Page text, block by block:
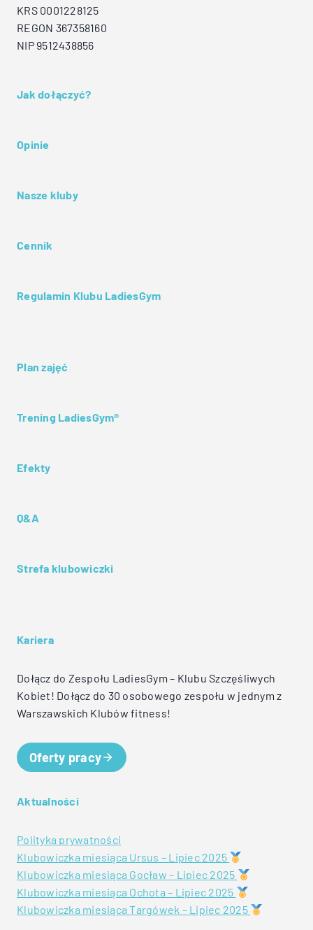
KRS 0001228125
REGON 367358160
NIP 9512438856
Jak dołączyć?
Opinie
Nasze kluby
Cennik
Regulamin Klubu LadiesGym
Plan zajęć
Trening LadiesGym®
Efekty
Q&A
Strefa klubowiczki
Kariera
Dołącz do Zespołu LadiesGym – Klubu Szczęśliwych
Kobiet! Dołącz do 30 osobowego zespołu w jednym z
Warszawskich Klubów fitness!
Oferty pracy
Aktualności
Polityka prywatności
Klubowiczka miesiąca Ursus – Lipiec 2025
Klubowiczka miesiąca Gocław – Lipiec 2025
Klubowiczka miesiąca Ochota – Lipiec 2025
Klubowiczka miesiąca Targówek – Lipiec 2025